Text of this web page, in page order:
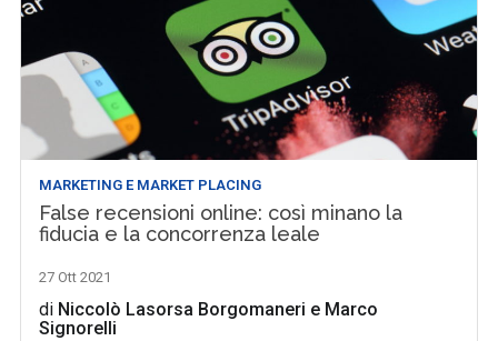
MARKETING E MARKET PLACING
False recensioni online: così minano la
fiducia e la concorrenza leale
27 Ott 2021
di Niccolò Lasorsa Borgomaneri e Marco
Signorelli